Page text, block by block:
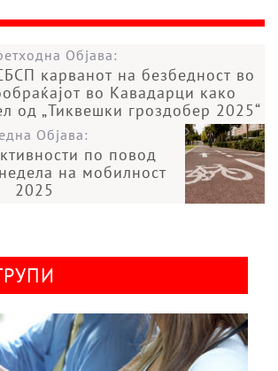
Објава:
карванот на безбедност во
во Кавадарци како
од „Тиквешки гроздобер 2025“
Објава:
по повод
на мобилност
2025